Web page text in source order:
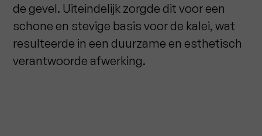
de gevel. Uiteindelijk zorgde dit voor een
schone en stevige basis voor de kalei, wat
resulteerde in een duurzame en esthetisch
verantwoorde afwerking.